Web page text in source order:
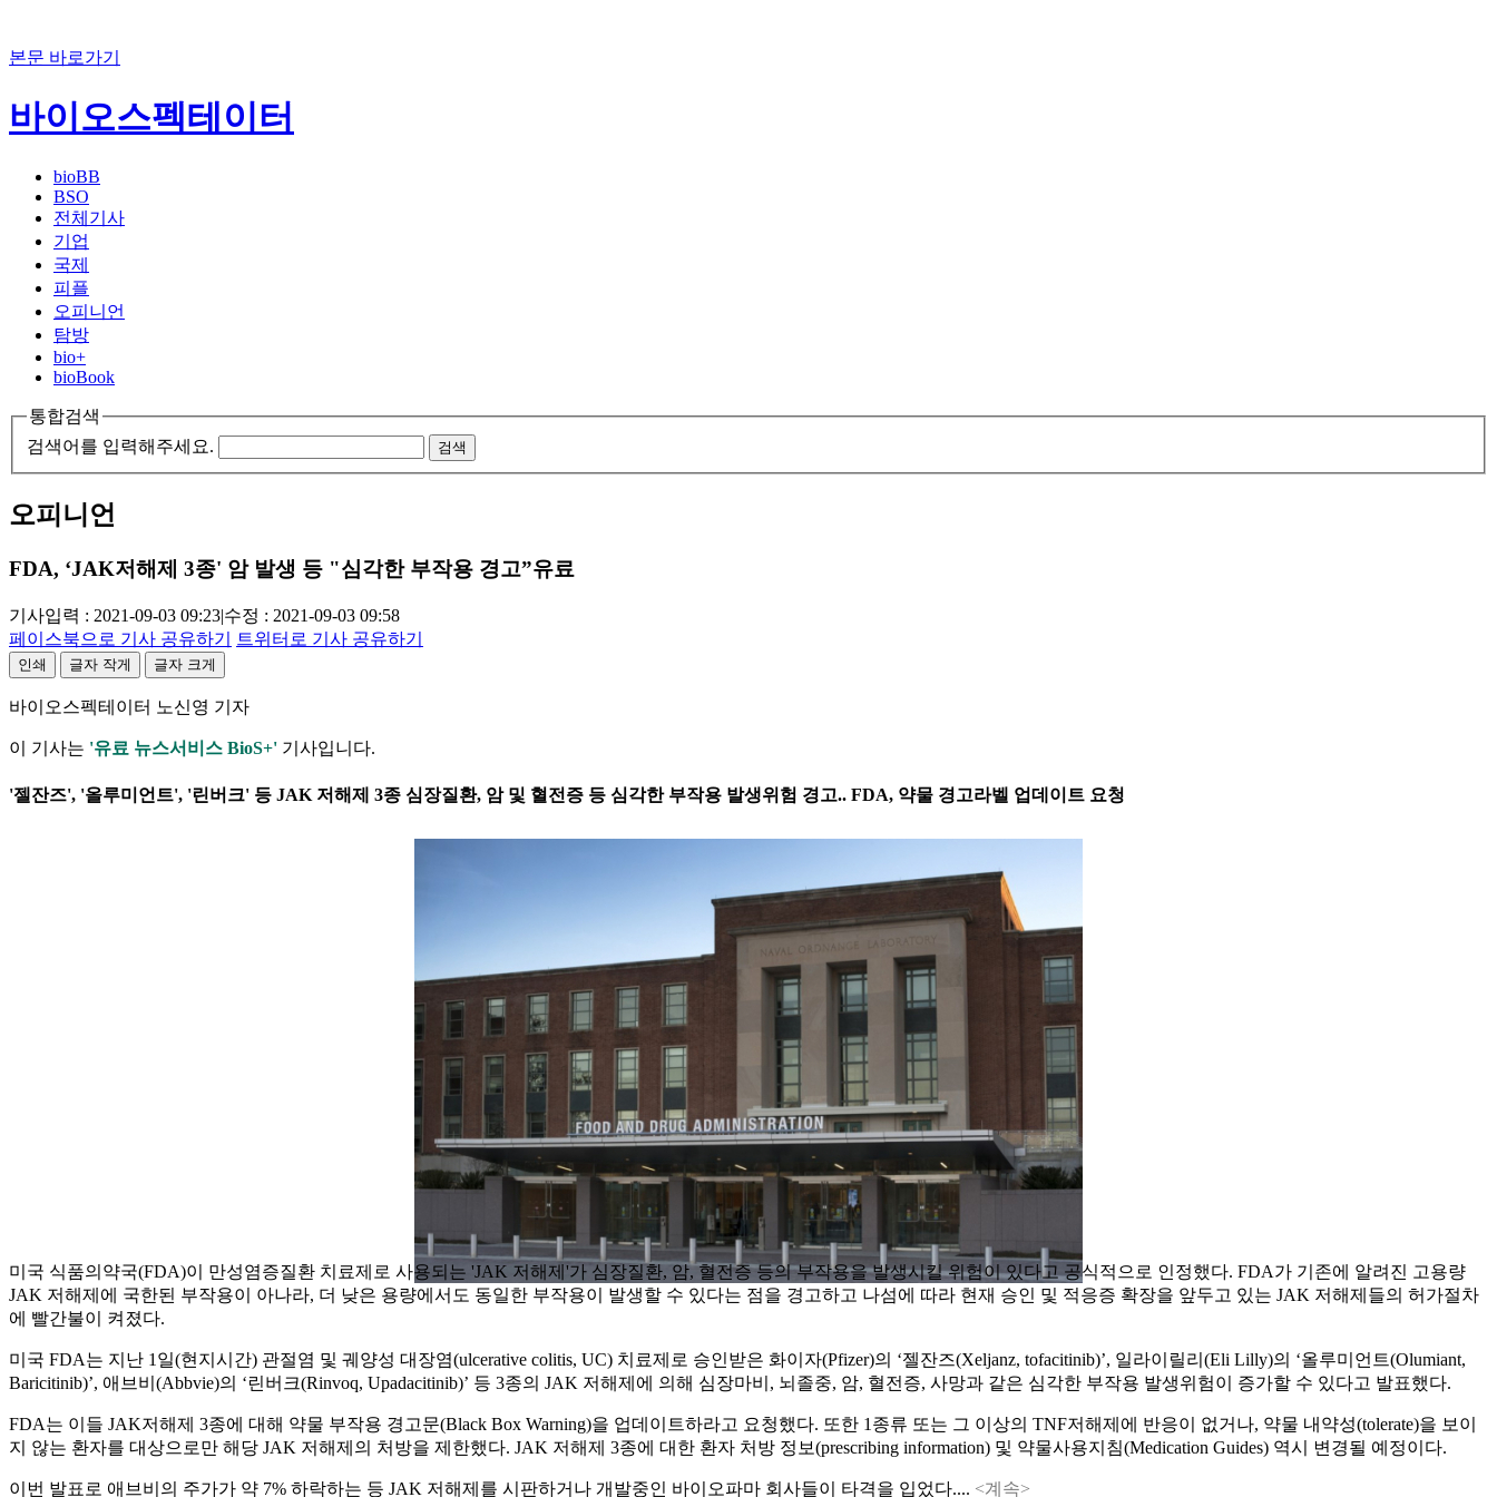
본문 바로가기
바이오스펙테이터
bioBB
BSO
전체기사
기업
국제
피플
오피니언
탐방
bio+
bioBook
통합검색
검색어를 입력해주세요.
검색
오피니언
FDA, ‘JAK저해제 3종' 암 발생 등 "심각한 부작용 경고”유료
기사입력 : 2021-09-03 09:23|수정 : 2021-09-03 09:58
페이스북으로 기사 공유하기
트위터로 기사 공유하기
인쇄 글자 작게 글자 크게
바이오스펙테이터 노신영 기자
이 기사는 '유료 뉴스서비스 BioS+' 기사입니다.
'젤잔즈', '올루미언트', '린버크' 등 JAK 저해제 3종 심장질환, 암 및 혈전증 등 심각한 부작용 발생위험 경고.. FDA, 약물 경고라벨 업데이트 요청
미국 식품의약국(FDA)이 만성염증질환 치료제로 사용되는 'JAK 저해제'가 심장질환, 암, 혈전증 등의 부작용을 발생시킬 위험이 있다고 공식적으로 인정했다. FDA가 기존에 알려진 고용량
JAK 저해제에 국한된 부작용이 아나라, 더 낮은 용량에서도 동일한 부작용이 발생할 수 있다는 점을 경고하고 나섬에 따라 현재 승인 및 적응증 확장을 앞두고 있는 JAK 저해제들의 허가절차
에 빨간불이 켜졌다.
미국 FDA는 지난 1일(현지시간) 관절염 및 궤양성 대장염(ulcerative colitis, UC) 치료제로 승인받은 화이자(Pfizer)의 ‘젤잔즈(Xeljanz, tofacitinib)’, 일라이릴리(Eli Lilly)의 ‘올루미언트(Olumiant,
Baricitinib)’, 애브비(Abbvie)의 ‘린버크(Rinvoq, Upadacitinib)’ 등 3종의 JAK 저해제에 의해 심장마비, 뇌졸중, 암, 혈전증, 사망과 같은 심각한 부작용 발생위험이 증가할 수 있다고 발표했다.
FDA는 이들 JAK저해제 3종에 대해 약물 부작용 경고문(Black Box Warning)을 업데이트하라고 요청했다. 또한 1종류 또는 그 이상의 TNF저해제에 반응이 없거나, 약물 내약성(tolerate)을 보이
지 않는 환자를 대상으로만 해당 JAK 저해제의 처방을 제한했다. JAK 저해제 3종에 대한 환자 처방 정보(prescribing information) 및 약물사용지침(Medication Guides) 역시 변경될 예정이다.
이번 발표로 애브비의 주가가 약 7% 하락하는 등 JAK 저해제를 시판하거나 개발중인 바이오파마 회사들이 타격을 입었다.... <계속>